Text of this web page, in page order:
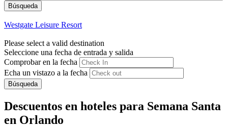
Westgate Leisure Resort
Please select a valid destination
Seleccione una fecha de entrada y salida
Comprobar en la fecha
Echa un vistazo a la fecha
Búsqueda
Descuentos en hoteles para Semana Santa
en Orlando